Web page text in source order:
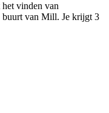
vinden van
buurt van Mill. Je krijgt 3